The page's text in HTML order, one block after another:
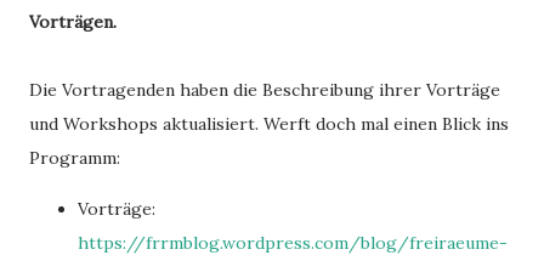
Vorträgen.
Die Vortragenden haben die Beschreibung ihrer Vorträge
und Workshops aktualisiert. Werft doch mal einen Blick ins
Programm:
Vorträge:
https://frrmblog.wordpress.com/blog/freiraeume-